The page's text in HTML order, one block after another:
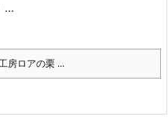
...
房ロアの栗 ...